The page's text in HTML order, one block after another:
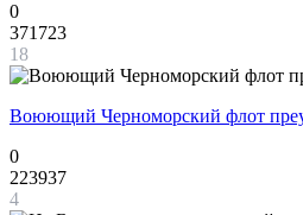
0
371723
18
Воюющий Черноморский флот
0
223937
4